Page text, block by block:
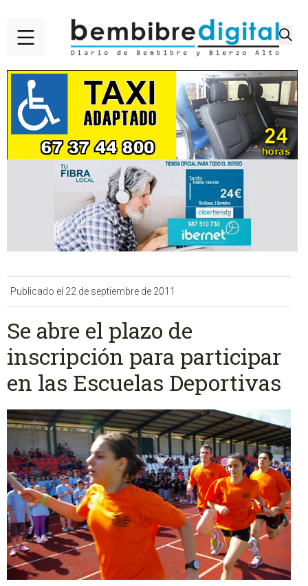
Publicado el 22 de septiembre de 2011
Se abre el plazo de
inscripción para participar
en las Escuelas Deportivas